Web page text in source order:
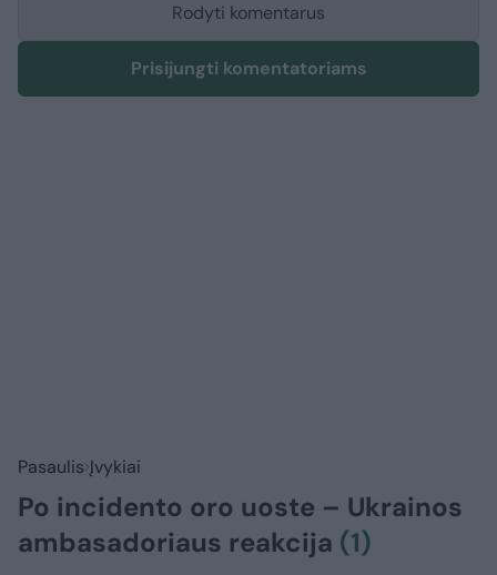
Rodyti komentarus
Prisijungti komentatoriams
Pasaulis Įvykiai
Po incidento oro uoste – Ukrainos
ambasadoriaus reakcija (1)